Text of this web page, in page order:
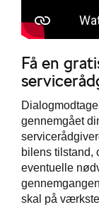
Få en
gennemgået
bilens tilstand,
eventuelle
skal på